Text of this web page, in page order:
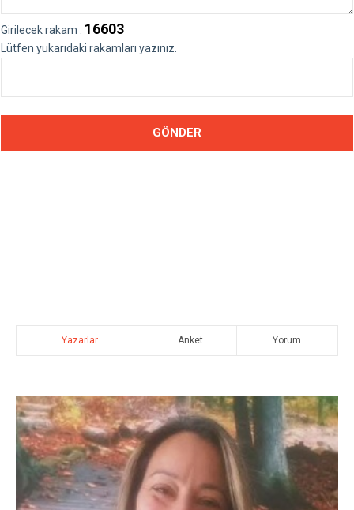
Girilecek rakam : 16603
Lütfen yukarıdaki rakamları yazınız.
Yazarlar Anket Yorum